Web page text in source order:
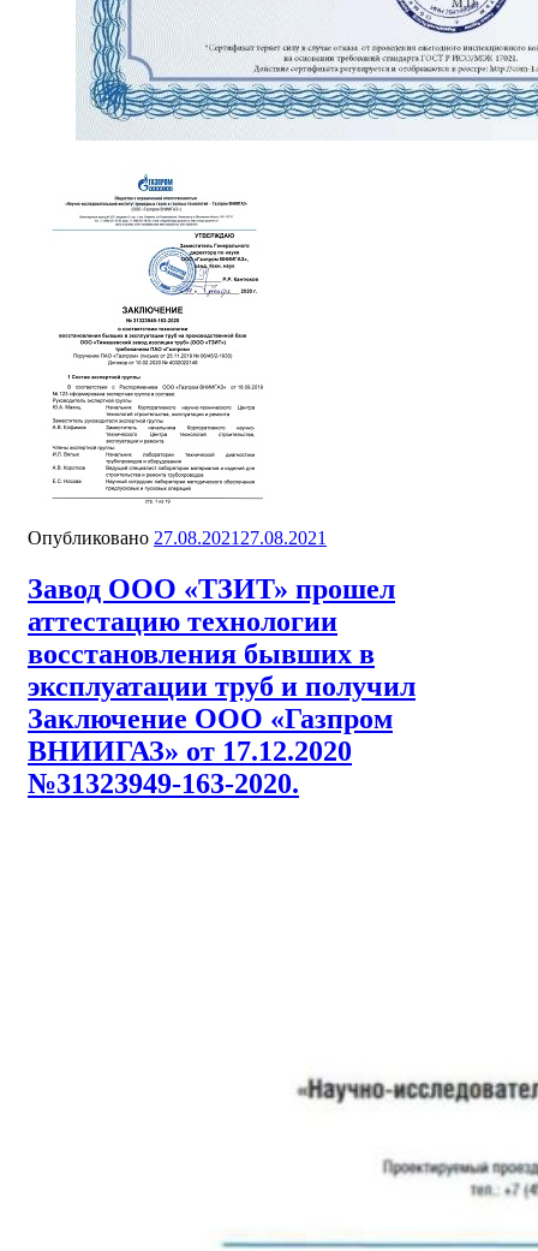
Опубликовано 27.08.2021 27.08.2021
Завод ООО «ТЗИТ» прошел
аттестацию технологии
восстановления бывших в
эксплуатации труб и получил
Заключение ООО «Газпром
ВНИИГАЗ» от 17.12.2020
№31323949-163-2020.